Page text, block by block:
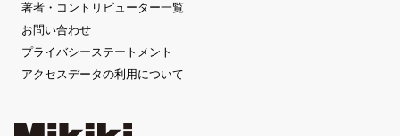
著者・コントリビューター一覧
お問い合わせ
プライバシーステートメント
アクセスデータの利用について